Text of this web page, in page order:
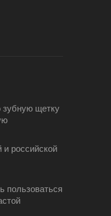
щетку
российской
пользоваться